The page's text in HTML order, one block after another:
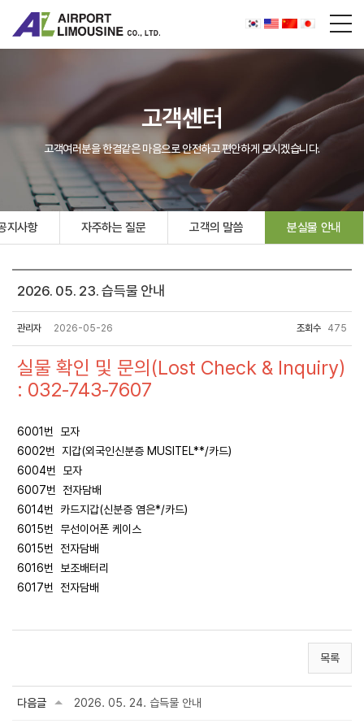
고객센터
고객여러분을 한결같은 마음으로 안전하고 편안하게 모시겠습니다.
지사항 자주하는 질문 고객의 말씀 분실물 안내
2026. 05. 23. 습득물 안내
관리자 2026-05-26 조회수 475
실물 확인 및 문의(Lost Check & Inquiry)
: 032-743-7607
6001번 모자
6002번 지갑(외국인신분증 MUSITEL**/카드)
6004번 모자
6007번 전자담배
6014번 카드지갑(신분증 염은*/카드)
6015번 무선이어폰 케이스
6015번 전자담배
6016번 보조배터리
6017번 전자담배
목록
다음글 2026. 05. 24. 습득물 안내